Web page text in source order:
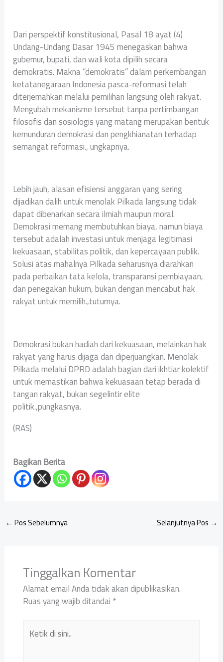
‎Dari perspektif konstitusional, Pasal 18 ayat (4)
Undang-Undang Dasar 1945 menegaskan bahwa
gubernur, bupati, dan wali kota dipilih secara
demokratis. Makna “demokratis” dalam perkembangan
ketatanegaraan Indonesia pasca-reformasi telah
diterjemahkan melalui pemilihan langsung oleh rakyat.
Mengubah mekanisme tersebut tanpa pertimbangan
filosofis dan sosiologis yang matang merupakan bentuk
kemunduran demokrasi dan pengkhianatan terhadap
semangat reformasi., ungkapnya.
‎Lebih jauh, alasan efisiensi anggaran yang sering
dijadikan dalih untuk menolak Pilkada langsung tidak
dapat dibenarkan secara ilmiah maupun moral.
Demokrasi memang membutuhkan biaya, namun biaya
tersebut adalah investasi untuk menjaga legitimasi
kekuasaan, stabilitas politik, dan kepercayaan publik.
Solusi atas mahalnya Pilkada seharusnya diarahkan
pada perbaikan tata kelola, transparansi pembiayaan,
dan penegakan hukum, bukan dengan mencabut hak
rakyat untuk memilih.,tuturnya.
‎Demokrasi bukan hadiah dari kekuasaan, melainkan hak
rakyat yang harus dijaga dan diperjuangkan. Menolak
Pilkada melalui DPRD adalah bagian dari ikhtiar kolektif
untuk memastikan bahwa kekuasaan tetap berada di
tangan rakyat, bukan segelintir elite
politik.,pungkasnya.
‎(RAS)
Bagikan Berita
← Pos Sebelumnya Selanjutnya Pos →
Tinggalkan Komentar
Alamat email Anda tidak akan dipublikasikan.
Ruas yang wajib ditandai*
Ketik